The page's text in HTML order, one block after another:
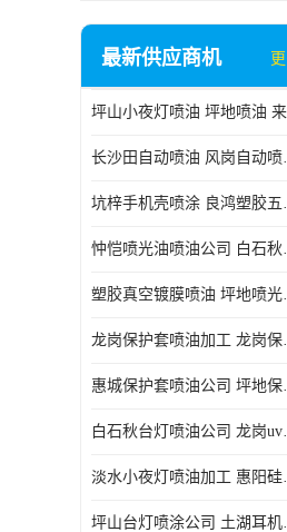
最新供应商机
长沙田
坑梓手
忡恺
塑胶
龙岗
惠城保
白石秋
淡水小
坪山台